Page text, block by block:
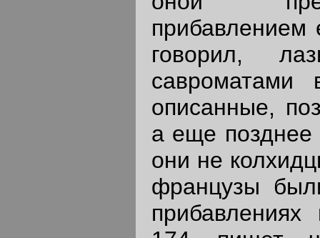
говорил,
савроматами
описанные,
а еще позднее
они не
французы